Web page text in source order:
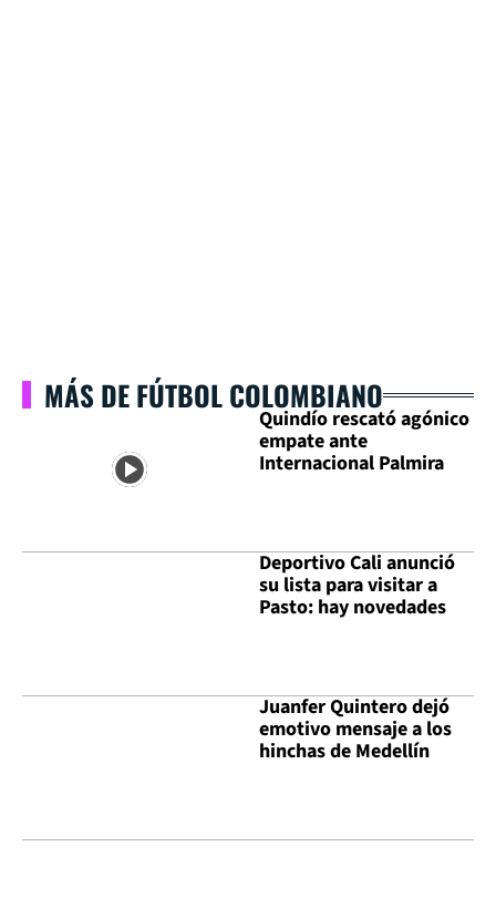
MÁS DE FÚTBOL COLOMBIANO
Quindío rescató agónico
empate ante
Internacional Palmira
Deportivo Cali anunció
su lista para visitar a
Pasto: hay novedades
Juanfer Quintero dejó
emotivo mensaje a los
hinchas de Medellín